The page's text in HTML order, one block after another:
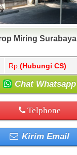
Miring Surabaya
Rp. (Hubungi CS)
Chat Whatsapp
Telphone
Kirim Email